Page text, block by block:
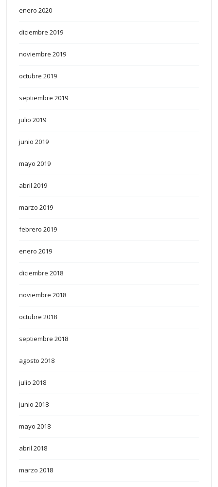
enero 2020
diciembre 2019
noviembre 2019
octubre 2019
septiembre 2019
julio 2019
junio 2019
mayo 2019
abril 2019
marzo 2019
febrero 2019
enero 2019
diciembre 2018
noviembre 2018
octubre 2018
septiembre 2018
agosto 2018
julio 2018
junio 2018
mayo 2018
abril 2018
marzo 2018